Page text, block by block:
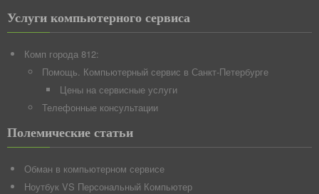
Услуги компьютерного сервиса
Комп города 812:
Помощь. Компьютерный сервис в Санкт-Петербурге
Цены на сервисные услуги
Телефонные консультации
Полемические статьи
Обман в компьютерном сервисе
Ноутбук VS Персональный Компьютер